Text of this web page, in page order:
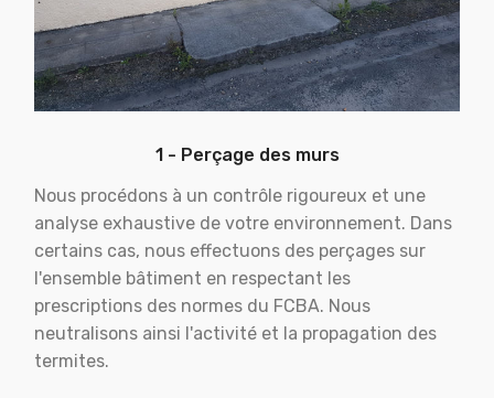
1 - Perçage des murs
Nous procédons à un contrôle rigoureux et une
analyse exhaustive de votre environnement. Dans
certains cas, nous effectuons des perçages sur
l'ensemble bâtiment en respectant les
prescriptions des normes du FCBA. Nous
neutralisons ainsi l'activité et la propagation des
termites.